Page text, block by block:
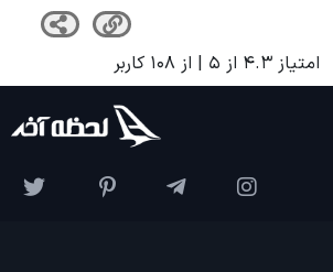
امتیاز 4.3 از 5 | از 108 کاربر